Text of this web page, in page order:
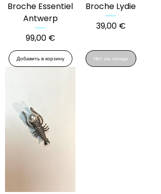
Broche Essentiel
Antwerp
Цена
99,00 €
Добавить в корзину
Broche Lydie
Цена
39,00 €
Нет на складе